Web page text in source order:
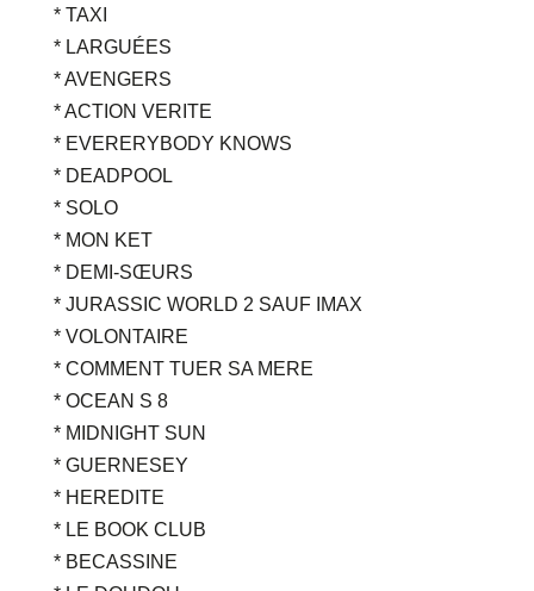
* TAXI
* LARGUÉES
* AVENGERS
* ACTION VERITE
* EVERERYBODY KNOWS
* DEADPOOL
* SOLO
* MON KET
* DEMI-SŒURS
* JURASSIC WORLD 2 SAUF IMAX
* VOLONTAIRE
* COMMENT TUER SA MERE
* OCEAN S 8
* MIDNIGHT SUN
* GUERNESEY
* HEREDITE
* LE BOOK CLUB
* BECASSINE